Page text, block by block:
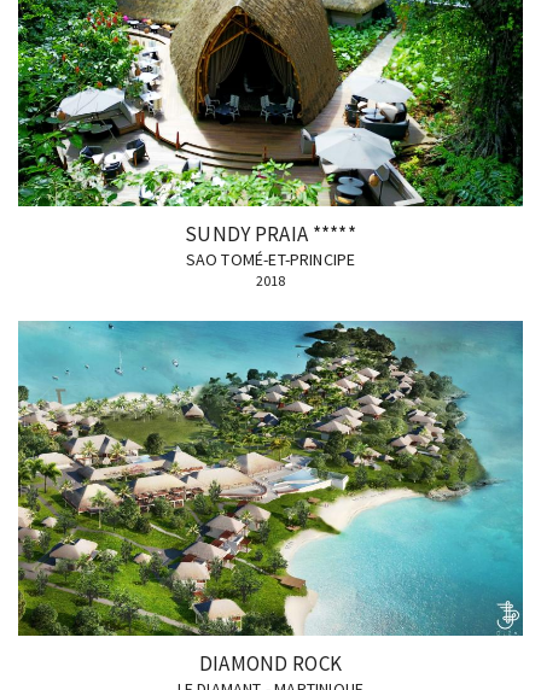
SUNDY PRAIA *****
SAO TOMÉ-ET-PRINCIPE
2018
DIAMOND ROCK